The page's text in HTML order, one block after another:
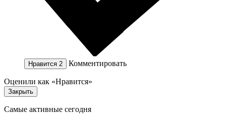
Нравится 2 Комментировать
Оценили как «Нравится»
Закрыть
Самые активные сегодня